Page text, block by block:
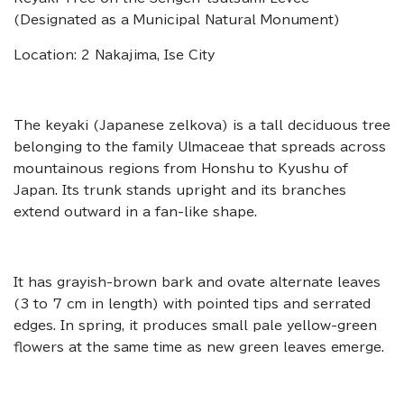
(Designated as a Municipal Natural Monument)
Location: 2 Nakajima, Ise City
The keyaki (Japanese zelkova) is a tall deciduous tree
belonging to the family Ulmaceae that spreads across
mountainous regions from Honshu to Kyushu of
Japan. Its trunk stands upright and its branches
extend outward in a fan-like shape.
It has grayish-brown bark and ovate alternate leaves
(3 to 7 cm in length) with pointed tips and serrated
edges. In spring, it produces small pale yellow-green
flowers at the same time as new green leaves emerge.